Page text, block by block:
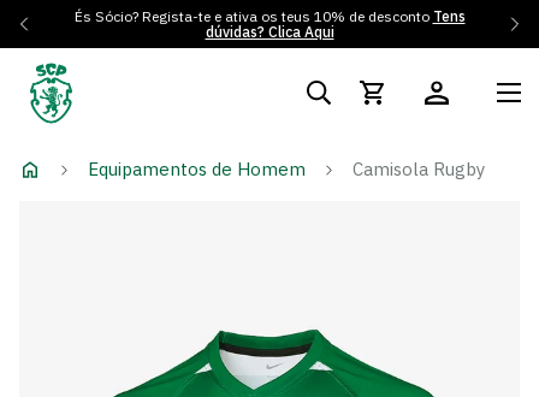
És Sócio? Regista-te e ativa os teus 10% de desconto Tens
dúvidas? Clica Aqui
Equipamentos de Homem Camisola Rugby